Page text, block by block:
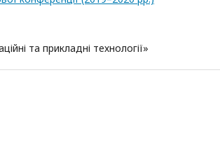
та прикладні технології»